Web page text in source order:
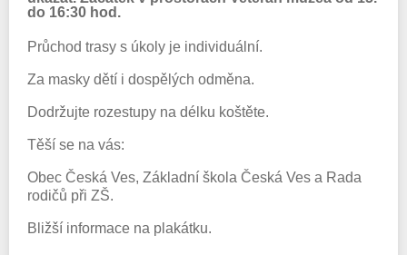
do 16:30 hod.
Průchod trasy s úkoly je individuální.
Za masky dětí i dospělých odměna.
Dodržujte rozestupy na délku koštěte.
Těší se na vás:
Obec Česká Ves, Základní škola Česká Ves a Rada
rodičů při ZŠ.
Bližší informace na plakátku.